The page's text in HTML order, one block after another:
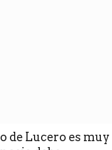
de Lucero es muy